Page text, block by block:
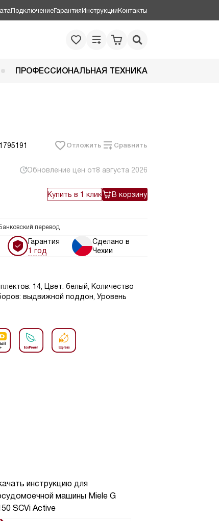
ПодключениеГарантияИнструкцииКонтакты
ПРОФЕССИОНАЛЬНАЯ ТЕХНИКА
Отложить Сравнить
Обновление цен от8 августа 2026
Купить в 1 клик В корзину
перевод
Гарантия
1 год
Сделано в
Чехии
14, Цвет: белый, Количество
выдвижной поддон, Уровень
инструкцию для
машины Miele G
SCVi Active